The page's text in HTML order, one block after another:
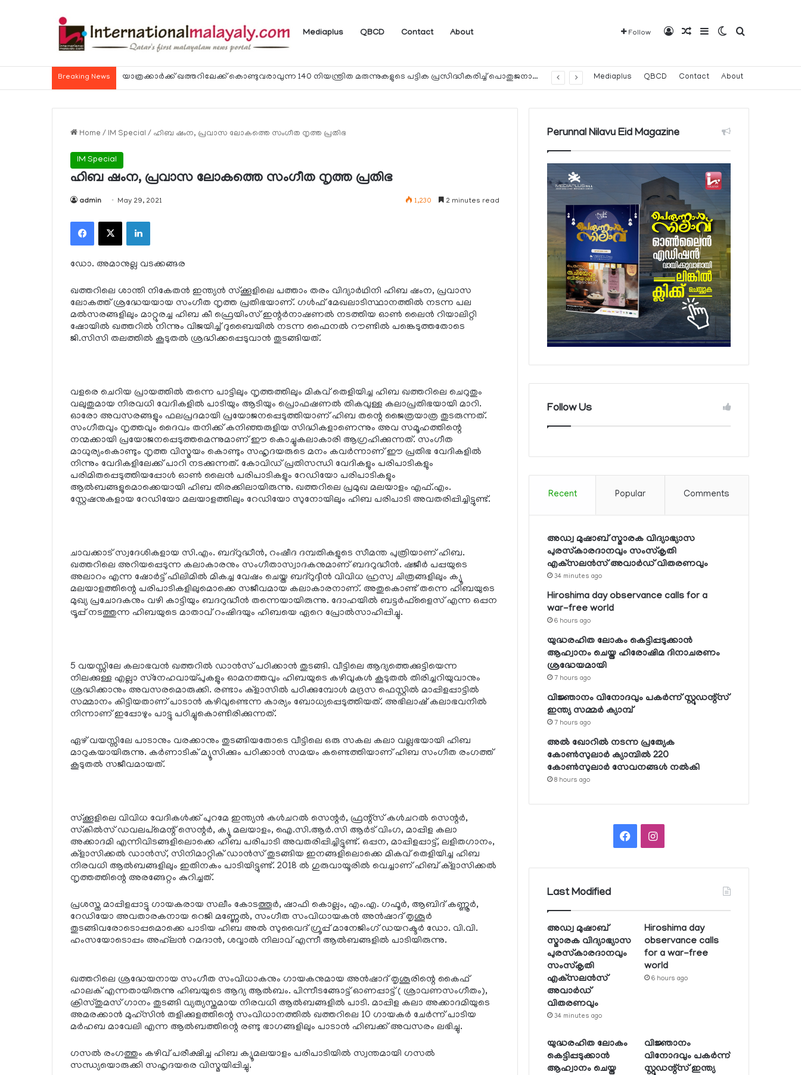
Mediaplus QBCD Contact About Follow Log InRandom Article
SidebarSwitch skin
Search for
Breaking News യാത്രക്കാര്‍ക്ക് ഖത്തറിലേക്ക് കൊണ്ടുവരാവുന്ന 140 നിയന്ത്രിത മരുന്നുകളുടെ പട്ടിക പ്രസിദ്ധീകരിച്ച് പൊതുജനാരോഗ്യ മന്ത്രാലയം Mediaplus QBCD Contact About
Home / IM Special / ഹിബ ഷംന, പ്രവാസ ലോകത്തെ സംഗീത നൃത്ത പ്രതിഭ
IM Special
ഹിബ ഷംന, പ്രവാസ ലോകത്തെ സംഗീത നൃത്ത പ്രതിഭ
admin May 29, 2021 1,230 2 minutes read
Facebook
X LinkedIn
ഡോ. അമാനുല്ല വടക്കങ്ങര
ഖത്തറിലെ ശാന്തി നികേതന്‍ ഇന്ത്യന്‍ സ്‌ക്കൂളിലെ പത്താം തരം വിദ്യാര്‍ഥിനി ഹിബ ഷംന, പ്രവാസ
ലോകത്ത് ശ്രദ്ധേയയായ സംഗീത നൃത്ത പ്രതിഭയാണ്. ഗള്‍ഫ് മേഖലാടിസ്ഥാനത്തില്‍ നടന്ന പല
മല്‍സരങ്ങളിലും മാറ്റുരച്ച ഹിബ കീ ഫ്രെയിംസ് ഇന്റര്‍നാഷണല്‍ നടത്തിയ ഓണ്‍ ലൈന്‍ റിയാലിറ്റി
ഷോയില്‍ ഖത്തറില്‍ നിന്നും വിജയിച്ച് ദുബൈയില്‍ നടന്ന ഫൈനല്‍ റൗണ്ടില്‍ പങ്കെടുത്തതോടെ
ജി.സിസി തലത്തില്‍ കൂടുതല്‍ ശ്രദ്ധിക്കപ്പെടുവാന്‍ തുടങ്ങിയത്.
വളരെ ചെറിയ പ്രായത്തില്‍ തന്നെ പാട്ടിലും നൃത്തത്തിലും മികവ് തെളിയിച്ച ഹിബ ഖത്തറിലെ ചെറുതും
വലുതുമായ നിരവധി വേദികളില്‍ പാടിയും ആടിയും പ്രൊഫഷണല്‍ തികവുള്ള കലാപ്രതിഭയായി മാറി.
ഓരോ അവസരങ്ങളും ഫലപ്രദമായി പ്രയോജനപ്പെടുത്തിയാണ് ഹിബ തന്റെ ജൈത്രയാത്ര തുടരുന്നത്.
സംഗീതവും നൃത്തവും ദൈവം തനിക്ക് കനിഞ്ഞരുളിയ സിദ്ധികളാണെന്നും അവ സമൂഹത്തിന്റെ
നന്മക്കായി പ്രയോജനപ്പെടുത്തമെന്നുമാണ് ഈ കൊച്ചുകലാകാരി ആഗ്രഹിക്കുന്നത്. സംഗീത
മാധുര്യംകൊണ്ടും നൃത്ത വിസ്മയം കൊണ്ടും സഹൃദയരുടെ മനം കവര്‍ന്നാണ് ഈ പ്രതിഭ വേദികളില്‍
നിന്നും വേദികളിലേക്ക് പാറി നടക്കുന്നത്. കോവിഡ് പ്രതിസന്ധി വേദികളും പരിപാടികളും
പരിമിതപ്പെടുത്തിയപ്പോള്‍ ഓണ്‍ ലൈന്‍ പരിപാടികളും റേഡിയോ പരിപാടികളും
ആല്‍ബങ്ങളുമൊക്കെയായി ഹിബ തിരക്കിലായിരുന്നു. ഖത്തറിലെ പ്രമുഖ മലയാളം എഫ്.എം.
സ്റ്റേഷനുകളായ റേഡിയോ മലയാളത്തിലും റേഡിയോ സുനോയിലും ഹിബ പരിപാടി അവതരിപ്പിച്ചിട്ടുണ്ട്.
ചാവക്കാട് സ്വദേശികളായ സി.എം. ബദ്റുദ്ധീന്‍, റംഷീദ ദമ്പതികളുടെ സീമന്ത പുത്രിയാണ് ഹിബ.
ഖത്തറിലെ അറിയപ്പെടുന്ന കലാകാരനും സംഗീതാസ്വാദകനുമാണ് ബദറുദ്ധീന്‍. ഷജീര്‍ പപ്പയുടെ
അലാറം എന്ന ഷോര്‍ട്ട് ഫിലിമില്‍ മികച്ച വേഷം ചെയ്ത ബദ്റുദ്ദീന്‍ വിവിധ ഹ്രസ്വ ചിത്രങ്ങളിലും ക്യൂ
മലയാളത്തിന്റെ പരിപാടികളിലുമൊക്കെ സജീവമായ കലാകാരനാണ്. അതുകൊണ്ട് തന്നെ ഹിബയുടെ
മുഖ്യ പ്രചോദകനും വഴി കാട്ടിയും ബദറുദ്ധീന്‍ തന്നെയായിരുന്നു. ദോഹയില്‍ ബട്ടര്‍ഫ്ളൈസ് എന്ന ഒപ്പന
ട്രൂപ്പ് നടത്തുന്ന ഹിബയുടെ മാതാവ് റംഷിദയും ഹിബയെ ഏറെ പ്രോല്‍സാഹിപ്പിച്ചു.
5 വയസ്സിലേ കലാഭവന്‍ ഖത്തറില്‍ ഡാന്‍സ് പഠിക്കാന്‍ തുടങ്ങി. വീട്ടിലെ ആദ്യത്തെക്കുട്ടിയെന്ന
നിലക്കുള്ള എല്ലാ സ്‌നേഹവായ്പുകളും ഓമനത്തവും ഹിബയുടെ കഴിവുകള്‍ കൂടുതല്‍ തിരിച്ചറിയുവാനും
ശ്രദ്ധിക്കാനും അവസരമൊരുക്കി. രണ്ടാം ക്ളാസില്‍ പഠിക്കുമ്പോള്‍ മദ്രസ ഫെസ്റ്റില്‍ മാപ്പിളപ്പാട്ടില്‍
സമ്മാനം കിട്ടിയതാണ് പാടാന്‍ കഴിവുണ്ടെന്ന കാര്യം ബോധ്യപ്പെടുത്തിയത്. അഭിലാഷ് കലാഭവനില്‍
നിന്നാണ് ഇപ്പോഴും പാട്ടു പഠിച്ചുകൊണ്ടിരിക്കുന്നത്.
ഏഴ് വയസ്സിലേ പാടാനും വരക്കാനും തുടങ്ങിയതോടെ വീട്ടിലെ ഒരു സകല കലാ വല്ലഭയായി ഹിബ
മാറുകയായിരുന്നു. കര്‍ണാടിക് മ്യൂസിക്കും പഠിക്കാന്‍ സമയം കണ്ടെത്തിയാണ് ഹിബ സംഗീത രംഗത്ത്
കൂടുതല്‍ സജീവമായത്.
സ്‌ക്കൂളിലെ വിവിധ വേദികള്‍ക്ക് പുറമേ ഇന്ത്യന്‍ കള്‍ചറല്‍ സെന്റര്‍, ഫ്രന്റ്‌സ് കള്‍ചറല്‍ സെന്റര്‍,
സ്‌കില്‍സ് ഡവലപ്‌മെന്റ് സെന്റര്‍, ക്യൂ മലയാളം, ഐ.സി.ആര്‍.സി ആര്‍ട് വിംഗ, മാപ്പിള കലാ
അക്കാദമി എന്നിവിടങ്ങളിലൊക്കെ ഹിബ പരിപാടി അവതരിപ്പിച്ചിട്ടുണ്ട്. ഒപ്പന, മാപ്പിളപ്പാട്ട്, ലളിതഗാനം,
ക്ളാസിക്കല്‍ ഡാന്‍സ്, സിനിമാറ്റിക് ഡാന്‍സ് തുടങ്ങിയ ഇനങ്ങളിലൊക്കെ മികവ് തെളിയിച്ച ഹിബ
നിരവധി ആല്‍ബങ്ങളിലും ഇതിനകം പാടിയിട്ടുണ്ട്. 2018 ല്‍ ഗുരുവായൂരില്‍ വെച്ചാണ് ഹിബ് ക്ളാസിക്കല്‍
നൃത്തത്തിന്റെ അരങ്ങേറ്റം കുറിച്ചത്.
പ്രശസ്ത മാപ്പിളപ്പാട്ടു ഗായകരായ സലീം കോടത്തൂര്‍, ഷാഫി കൊല്ലം, എം.എ. ഗഫൂര്‍, ആബിദ് കണ്ണൂര്‍,
റേഡിയോ അവതാരകനായ റെജി മണ്ണേല്‍, സംഗീത സംവിധായകന്‍ അന്‍ഷാദ് തൃശൂര്‍
തുടങ്ങിവരോടൊപ്പമൊക്കെ പാടിയ ഹിബ അല്‍ സുവൈദ് ഗ്രൂപ്പ് മാനേജിംഗ് ഡയറക്ടര്‍ ഡോ. വി.വി.
ഹംസയോടൊപ്പം അഹ്‌ലന്‍ റമദാന്‍, ശവ്വാല്‍ നിലാവ് എന്നീ ആല്‍ബങ്ങളില്‍ പാടിയിരുന്നു.
ഖത്തറിലെ ശ്രദ്ധേയനായ സംഗീത സംവിധാകനും ഗായകനുമായ അന്‍ഷാദ് തൃശൂരിന്റെ കൈഫ്
ഹാലക് എന്നതായിരുന്നു ഹിബയുടെ ആദ്യ ആല്‍ബം. പിന്നീടങ്ങോട്ട് ഓണപ്പാട്ട് ( ശ്രാവണസംഗീതം),
ക്രിസ്തുമസ് ഗാനം തുടങ്ങി വ്യത്യസ്തമായ നിരവധി ആല്‍ബങ്ങളില്‍ പാടി. മാപ്പിള കലാ അക്കാദമിയുടെ
അമരക്കാന്‍ മുഹ്സിന്‍ തളിക്കുളത്തിന്റെ സംവിധാനത്തില്‍ ഖത്തറിലെ 10 ഗായകര്‍ ചേര്‍ന്ന് പാടിയ
മര്‍ഹബ മാവേലി എന്ന ആല്‍ബത്തിന്റെ രണ്ടു ഭാഗങ്ങളിലും പാടാന്‍ ഹിബക്ക് അവസരം ലഭിച്ചു.
ഗസല്‍ രംഗത്തും കഴിവ് പരീക്ഷിച്ച ഹിബ ക്യൂമലയാളം പരിപാടിയില്‍ സ്വന്തമായി ഗസല്‍
സന്ധ്യയൊരുക്കി സഹൃദയരെ വിസ്മയിപ്പിച്ചു.
Perunnal Nilavu Eid Magazine
Follow Us
Recent Popular Comments
അഡ്വ മുഷാബ് സ്മാരക വിദ്യാഭ്യാസ
പുരസ്‌കാരദാനവും സംസ്‌കൃതി
എക്‌സലന്‍സ് അവാര്‍ഡ് വിതരണവും
34 minutes ago
Hiroshima day observance calls for a
war-free world
6 hours ago
യുദ്ധരഹിത ലോകം കെട്ടിപ്പടുക്കാന്‍
ആഹ്വാനം ചെയ്ത ഹിരോഷിമ ദിനാചരണം
ശ്രദ്ധേയമായി
7 hours ago
വിജ്ഞാനം വിനോദവും പകര്‍ന്ന് സ്റ്റുഡന്റ്‌സ്
ഇന്ത്യ സമ്മര്‍ ക്യാമ്പ്
7 hours ago
അല്‍ ഖോറില്‍ നടന്ന പ്രത്യേക
കോണ്‍സുലാര്‍ ക്യാമ്പില്‍ 220
കോണ്‍സുലാര്‍ സേവനങ്ങള്‍ നല്‍കി
8 hours ago
FacebookInstagram
Last Modified
അഡ്വ മുഷാബ്
സ്മാരക വിദ്യാഭ്യാസ
പുരസ്‌കാരദാനവും
സംസ്‌കൃതി
എക്‌സലന്‍സ്
അവാര്‍ഡ്
വിതരണവും
34 minutes ago
Hiroshima day
observance calls
for a war-free
world
6 hours ago
യുദ്ധരഹിത ലോകം
കെട്ടിപ്പടുക്കാന്‍
ആഹ്വാനം ചെയ്ത
വിജ്ഞാനം
വിനോദവും പകര്‍ന്ന്
സ്റ്റുഡന്റ്‌സ് ഇന്ത്യ